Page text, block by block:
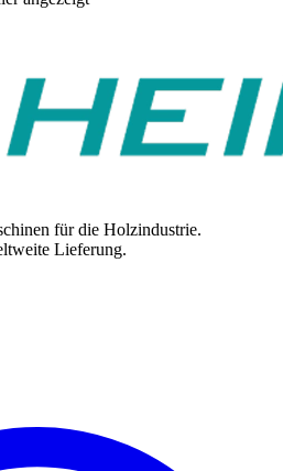
für die Holzindustrie.
Lieferung.